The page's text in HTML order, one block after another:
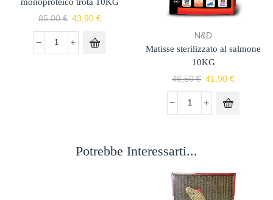
85,00€ 43,90 €
N&D
Matisse sterilizzato al salmone
10KG
46,50€ 41,90 €
Potrebbe Interessarti...